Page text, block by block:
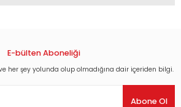
teşekkür ederiz.
eksik bilgiler bulunuyor.
E-bülten Aboneliği
her şey yolunda olup olmadığına dair içeriden bilgi.
Abone Ol